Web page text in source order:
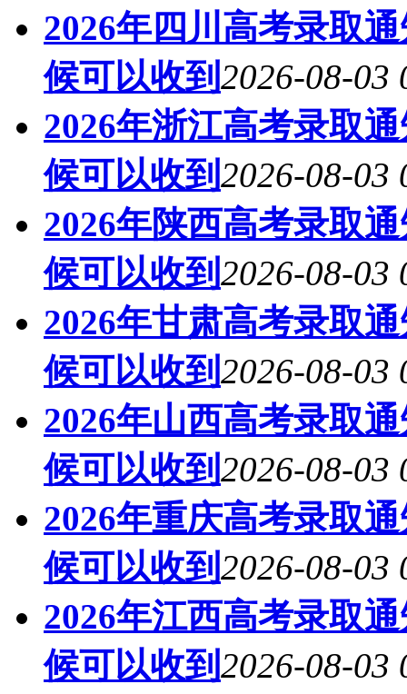
2026年四川高考录取
候可以收到 2026-08-03
2026年浙江高考录取
候可以收到 2026-08-03
2026年陕西高考录取
候可以收到 2026-08-03
2026年甘肃高考录取
候可以收到 2026-08-03
2026年山西高考录取
候可以收到 2026-08-03
2026年重庆高考录取
候可以收到 2026-08-03
2026年江西高考录取
候可以收到 2026-08-03